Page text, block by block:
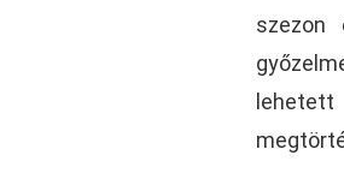
szezon